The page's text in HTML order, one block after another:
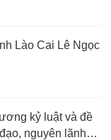
Lào Cai Lê Ngọc
kỷ luật và đề
nguyên lãnh